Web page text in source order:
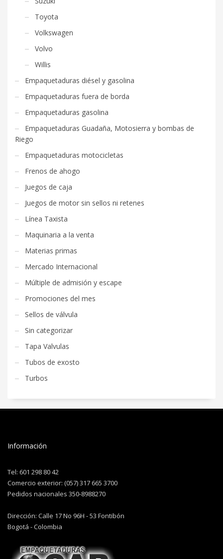
Toyota
Volkswagen
Volvo
Willis
Empaquetaduras diésel y gasolina
Empaquetaduras fuera de borda
Empaquetaduras gasolina
Empaquetaduras Guadaña, Motosierra y bombas de
Riego
Empaquetaduras motocicletas
Frenos de ahogo
Juegos de caja
Juegos de motor sin sellos ni retenes
Línea Taxista
Maquinaria a la venta
Materias primas
Mercado Internacional
Múltiple de admisión y escape
Promociones del mes
Sellos de válvula
Sin categorizar
Tapa Valvulas
Tubos de exosto
Turbos
Información
Tel: 601 298 80 42
Comercio exterior: (057) 317 665 3700
Pedidos nacionales 350-8988270
Dirección: Calle 17 No 96H - 53 Fontibón
Bogotá - Colombia